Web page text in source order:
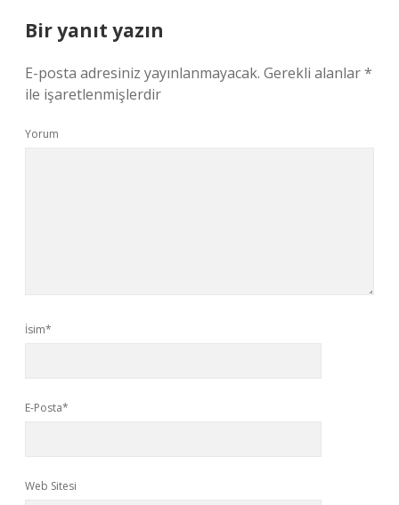
Bir yanıt yazın
E-posta adresiniz yayınlanmayacak. Gerekli alanlar*
ile işaretlenmişlerdir
Yorum
İsim*
E-Posta*
Web Sitesi